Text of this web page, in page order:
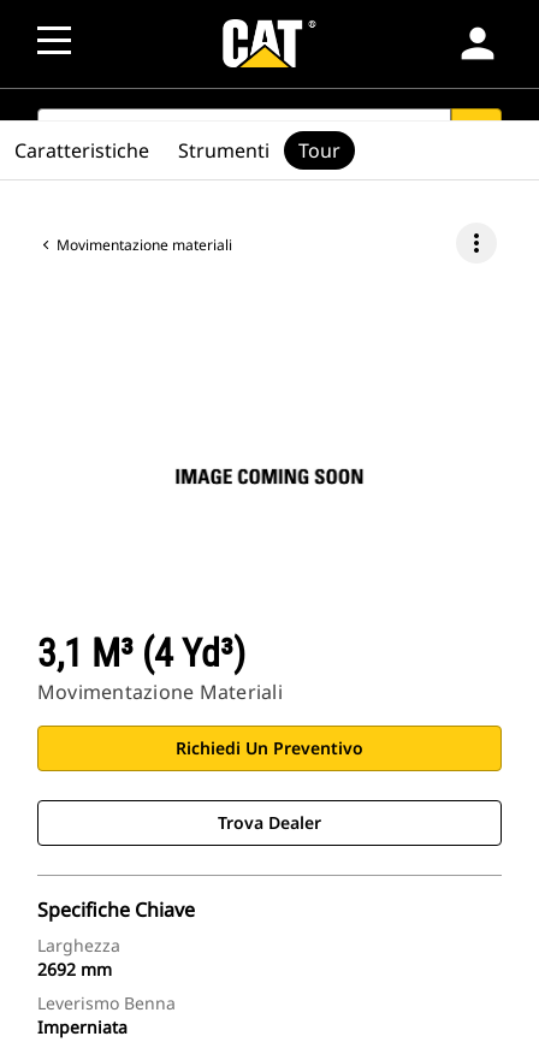
person
SEARCH
Movimentazione materiali more_vert
3,1 M³ (4 Yd³)
Movimentazione Materiali
Richiedi Un Preventivo
Trova Dealer
Specifiche Chiave
Larghezza
2692 mm
Leverismo Benna
Imperniata
Caratteristiche Strumenti Tour